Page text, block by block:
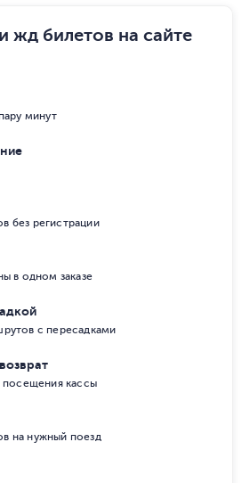
жд билетов на сайте
минут
без регистрации
в одном заказе
с пересадками
посещения кассы
на нужный поезд